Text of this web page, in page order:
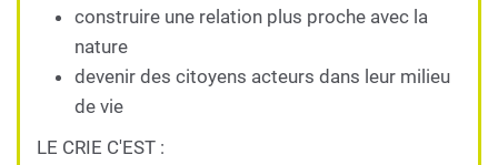
construire une relation plus proche avec la
nature
devenir des citoyens acteurs dans leur milieu
de vie
LE CRIE C'EST :